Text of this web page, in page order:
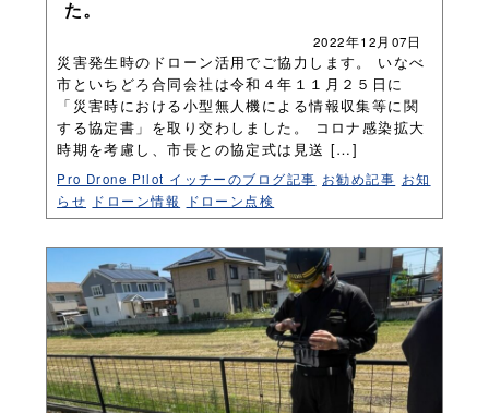
た。
2022年12月07日
災害発生時のドローン活用でご協力します。 いなべ
市といちどろ合同会社は令和４年１１月２５日に
「災害時における小型無人機による情報収集等に関
する協定書」を取り交わしました。 コロナ感染拡大
時期を考慮し、市長との協定式は見送 […]
Pro Drone Pilot イッチーのブログ記事 お勧め記事 お知
らせ
ドローン情報 ドローン点検